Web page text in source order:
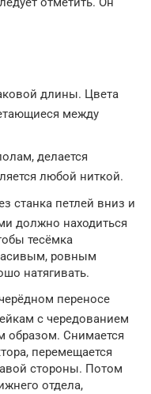
длины. Цвета
между
делается
любой ниткой.
станка петлей вниз и
должно находиться
тесёмка
ровным
натягивать.
переносе
с чередованием
образом. Снимается
перемещается
стороны. Потом
отдела,